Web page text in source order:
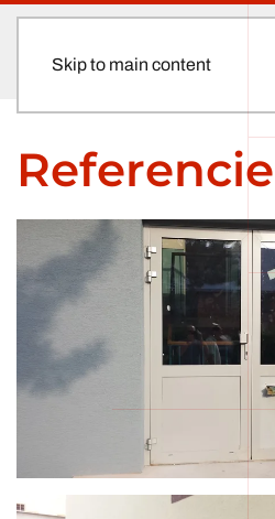
Skip to main content